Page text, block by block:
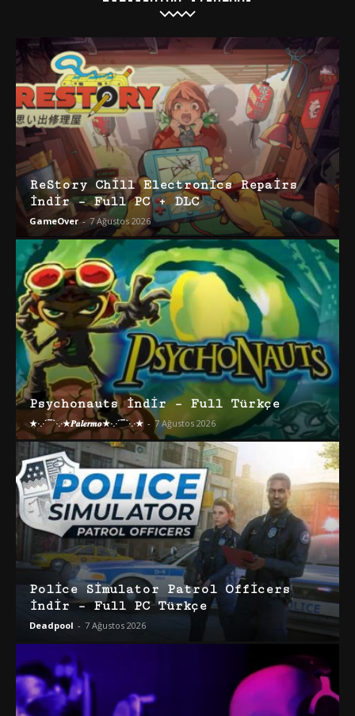
ReStory Chill Electronics Repairs
İndir – Full PC + DLC
GameOver - 7 Ağustos 2026
Psychonauts İndir – Full Türkçe
★·.·´¯`·.·★𝑷𝒂𝒍𝒆𝒓𝒎𝒐★·.·´¯`·.·★ - 7 Ağustos 2026
Police Simulator Patrol Officers
İndir – Full PC Türkçe
Deadpool - 7 Ağustos 2026